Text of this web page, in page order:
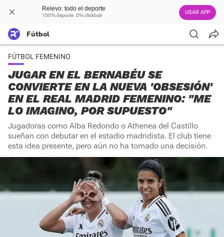
Relevo: todo el deporte
100% deporte. 0% clickbait USAR APP
Fútbol
FÚTBOL FEMENINO
JUGAR EN EL BERNABÉU SE
CONVIERTE EN LA NUEVA 'OBSESIÓN'
EN EL REAL MADRID FEMENINO: "ME
LO IMAGINO, POR SUPUESTO"
Jugadoras como Alba Redondo o Athenea del Castillo
sueñan con debutar en el estadio madridista. El club tiene
esta idea presente, pero aún no ha tomado una decisión.